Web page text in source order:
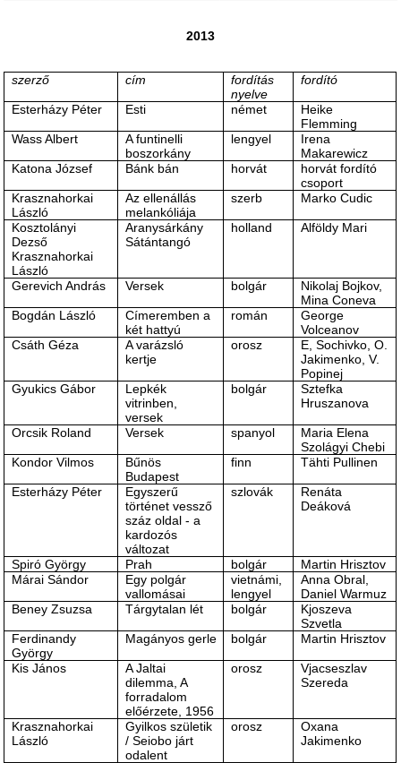
2013
szerző cím
fordítás
nyelve
fordító
Esterházy Péter Esti német
Heike
Flemming
Wass Albert
A funtinelli
boszorkány
lengyel
Irena
Makarewicz
Katona József
Bánk bán horvát
horvát fordító
csoport
Krasznahorkai
László
Az ellenállás
melankóliája
szerb Marko Cudic
Kosztolányi
Dezső
Krasznahorkai
László
Aranysárkány
Sátántangó
holland Alföldy Mari
Gerevich András Versek bolgár
Nikolaj Bojkov,
Mina Coneva
Bogdán László
Címeremben a
két hattyú
román
George
Volceanov
Csáth Géza
A varázsló
kertje
orosz
E, Sochivko, O.
Jakimenko, V.
Popinej
Gyukics Gábor
Lepkék
vitrinben,
versek
bolgár
Sztefka
Hruszanova
Orcsik Roland Versek spanyol
Maria Elena
Szolágyi Chebi
Kondor Vilmos
Bűnös
Budapest
finn Tähti Pullinen
Esterházy Péter
Egyszerű
történet vessző
száz oldal - a
kardozós
változat
szlovák
Renáta
Deáková
Spiró György Prah bolgár
Martin Hrisztov
Márai Sándor
Egy polgár
vallomásai
vietnámi,
lengyel
Anna Obral,
Daniel Warmuz
Beney Zsuzsa
Tárgytalan lét bolgár
Kjoszeva
Szvetla
Ferdinandy
György
Magányos gerle bolgár Martin Hrisztov
Kis János
A Jaltai
dilemma, A
forradalom
előérzete, 1956
orosz
Vjacseszlav
Szereda
Krasznahorkai
László
Gyilkos születik
/ Seiobo járt
odalent
orosz
Oxana
Jakimenko